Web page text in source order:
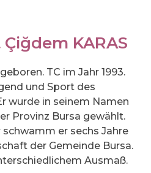
KARAS
TC im Jahr 1993.
und Sport des
wurde in seinem Namen
Provinz Bursa gewählt.
er sechs Jahre
der Gemeinde Bursa.
Ausmaß.